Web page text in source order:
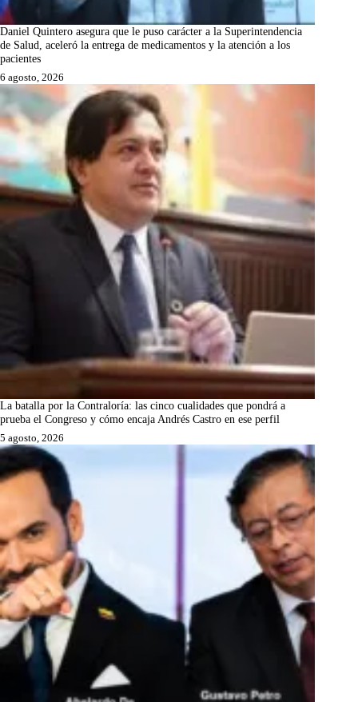
Daniel Quintero asegura que le puso carácter a la Superintendencia
de Salud, aceleró la entrega de medicamentos y la atención a los
pacientes
6 agosto, 2026
La batalla por la Contraloría: las cinco cualidades que pondrá a
prueba el Congreso y cómo encaja Andrés Castro en ese perfil
5 agosto, 2026